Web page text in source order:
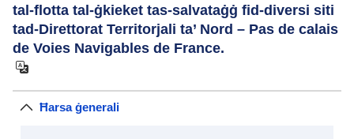
tal-flotta tal-ġkieket tas-salvataġġ fid-diversi siti
tad-Direttorat Territorjali ta’ Nord – Pas de calais
de Voies Navigables de France.
Ħarsa ġenerali